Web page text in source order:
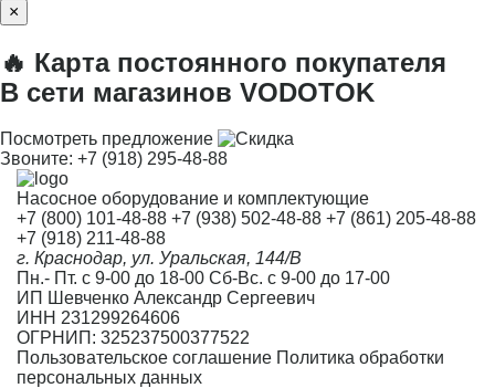
×
🔥 Карта постоянного покупателя
В сети магазинов VODOTOK
Посмотреть предложение
Звоните: +7 (918) 295-48-88
Насосное оборудование и комплектующие
+7 (800) 101-48-88 +7 (938) 502-48-88 +7 (861) 205-48-88
+7 (918) 211-48-88
г. Краснодар, ул. Уральская, 144/В
Пн.- Пт. с 9-00 до 18-00 Сб-Вс. с 9-00 до 17-00
ИП Шевченко Александр Сергеевич
ИНН 231299264606
ОГРНИП: 325237500377522
Пользовательское соглашение Политика обработки
персональных данных